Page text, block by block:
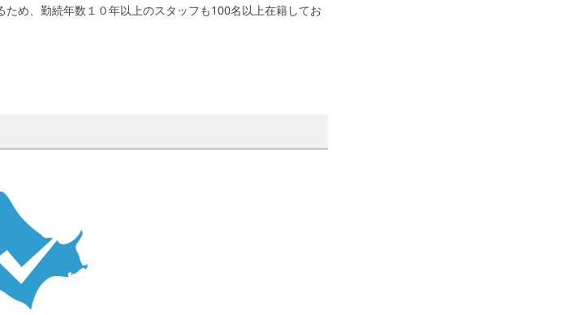
め、勤続年数１０年以上のスタッフも100名以上在籍してお